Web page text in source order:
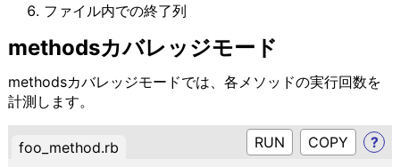
ファイル内での終了列
methodsカバレッジモード
methodsカバレッジモードでは、各メソッドの実行回数を
計測します。
foo_method.rb RUN ?